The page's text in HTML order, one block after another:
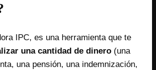
IPC, es una herramienta que te
una cantidad de dinero (una
una pensión, una indemnización,